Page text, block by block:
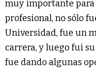
muy importante
profesional, no sólo
Universidad, fue un
carrera, y luego fui
fue dando algunas